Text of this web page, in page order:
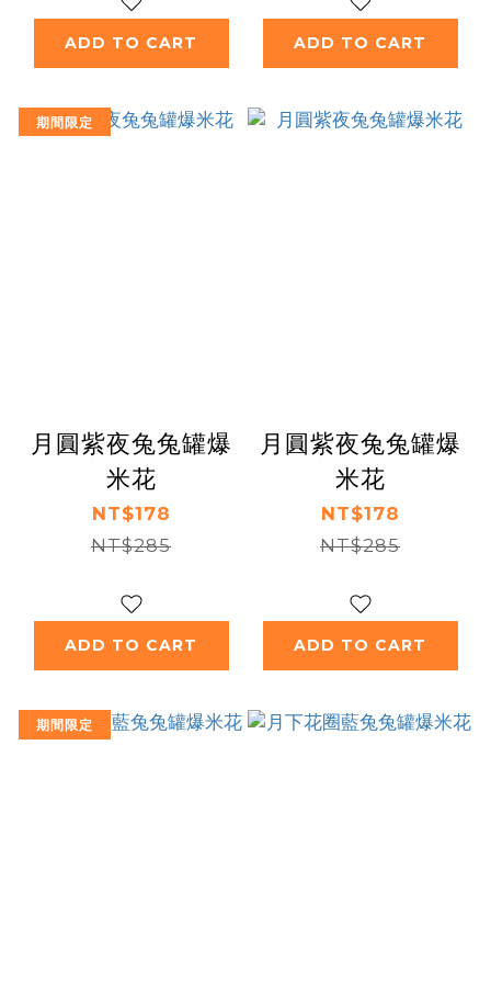
ADD TO CART ADD TO CART
期間限定
月圓紫夜兔兔罐爆
米花
NT$178
NT$285
ADD TO CART
月圓紫夜兔兔罐爆
米花
NT$178
NT$285
ADD TO CART
期間限定